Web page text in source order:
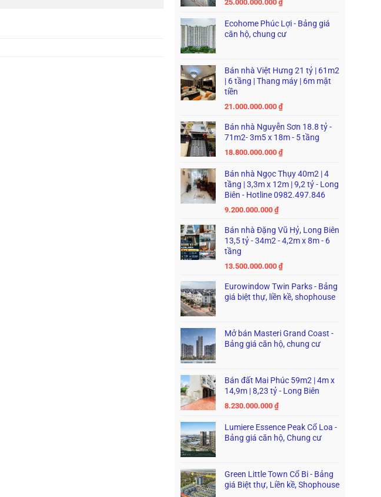
25.000.000.000₫
Ecohome Phúc Lợi - Bảng giá
căn hộ, chung cư
Bán nhà Việt Hưng 21 tỷ | 61m2
| 6 tầng | Thang máy | 6m mặt
tiền
21.000.000.000₫
Bán nhà Nguyễn Sơn 18.8 tỷ -
71m2- 3m5 x 18m - 5 tầng
18.800.000.000₫
Bán nhà Ngọc Thụy 40m2 | 4
tầng | 3,3m x 12m | 9,2 tỷ - Long
Biên - Hotline 0982.497.846
9.200.000.000₫
Bán nhà Đặng Vũ Hỷ, Long Biên
13,5 tỷ - 34m2 - 4,2m x 8m - 6
tầng
13.500.000.000₫
Eurowindow Twin Parks - Bảng
giá biệt thự, liền kề, shophouse
Mở bán Masteri Grand Coast -
Bảng giá căn hộ, chung cư
Bán đất Mai Phúc 59m2 | 4m x
14,9m | 8,23 tỷ - Long Biên
8.230.000.000₫
Lumiere Essence Peak Cổ Loa -
Bảng giá căn hộ, Chung cư
Green Little Town Cổ Bi - Bảng
giá Biệt thự, Liền kề, Shophouse